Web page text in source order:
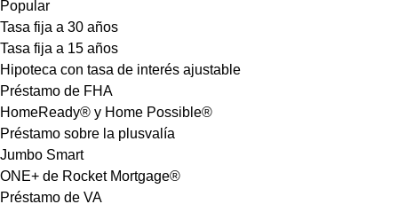
Popular
Tasa fija a 30 años
Tasa fija a 15 años
Hipoteca con tasa de interés ajustable
Préstamo de FHA
HomeReady® y Home Possible®
Préstamo sobre la plusvalía
Jumbo Smart
ONE+ de Rocket Mortgage®
Préstamo de VA